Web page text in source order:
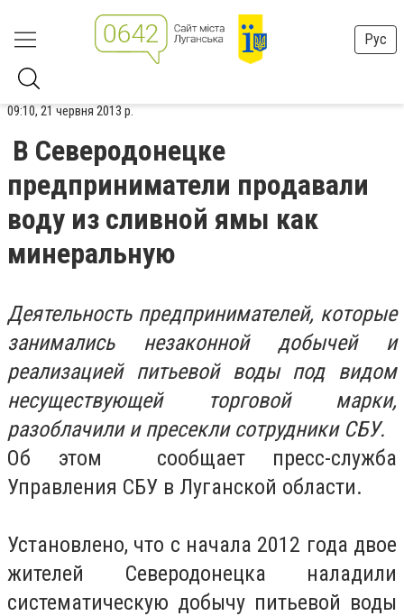
Рус
09:10, 21 червня 2013 р.
В Северодонецке
предприниматели продавали
воду из сливной ямы как
минеральную
Деятельность предпринимателей, которые
занимались незаконной добычей и
реализацией питьевой воды под видом
несуществующей торговой марки,
разоблачили и пресекли сотрудники СБУ.
Об этом сообщает пресс-служба
Управления СБУ в Луганской области.
Установлено, что с начала 2012 года двое
жителей Северодонецка наладили
систематическую добычу питьевой воды